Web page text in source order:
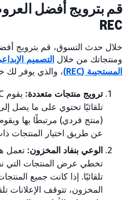
قم بترويج أفضل
REC
خلال حدث التسوق، قم بترويج
ومنتجاتك من خلال التصميم
المستجيبة (REC)
، والذي يوفر لك
ترويج منتجات متعددة:
(منتج فردي) مرتبطًا بها
عن طريق اختيار المنتجات
الوعي بنفاد المخزون: تعمل
تخطي عرض المنتجات التي
تلقائيًا. إذا كانت جميع
المخزون، تتوقف الإعلانات